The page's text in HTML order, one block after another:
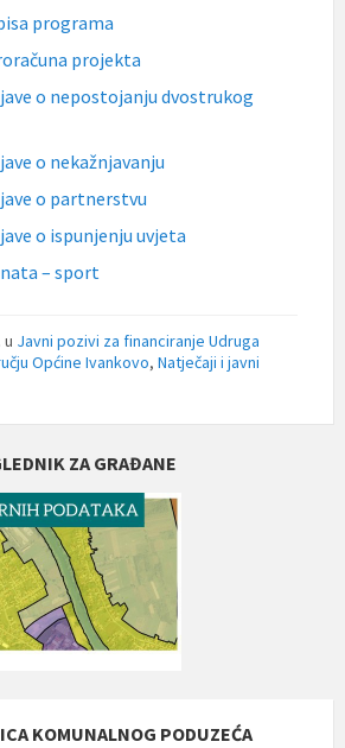
programa
projekta
o nepostojanju dvostrukog
o nekažnjavanju
o partnerstvu
o ispunjenju uvjeta
– sport
u Javni pozivi za financiranje Udruga
Općine Ivankovo, Natječaji i javni
ZA GRAĐANE
KOMUNALNOG PODUZEĆA